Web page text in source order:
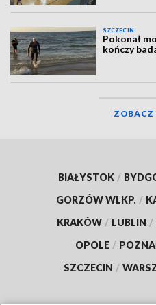
SZCZECIN
Pokonał
kończy
ZOBACZ
BIAŁYSTOK /
GORZÓW WLKP. /
KRAKÓW / LUBLIN /
OPOLE /
SZCZECIN /